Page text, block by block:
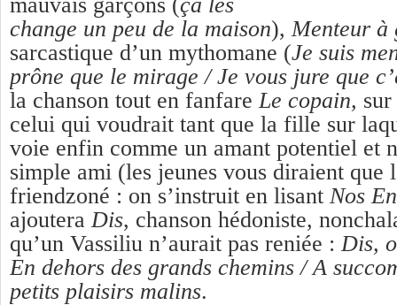
change un peu de la maison), Menteur à
sarcastique d’un mythomane (Je suis
prône que le mirage / Je vous jure que
la chanson tout en fanfare Le copain,
celui qui voudrait tant que la fille sur
voie enfin comme un amant potentiel et
simple ami (les jeunes vous diraient que
friendzoné : on s’instruit en lisant Nos
ajoutera Dis, chanson hédoniste,
qu’un Vassiliu n’aurait pas reniée : Dis,
En dehors des grands chemins / A
petits plaisirs malins.